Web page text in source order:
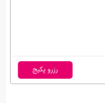
رزرو پکیج